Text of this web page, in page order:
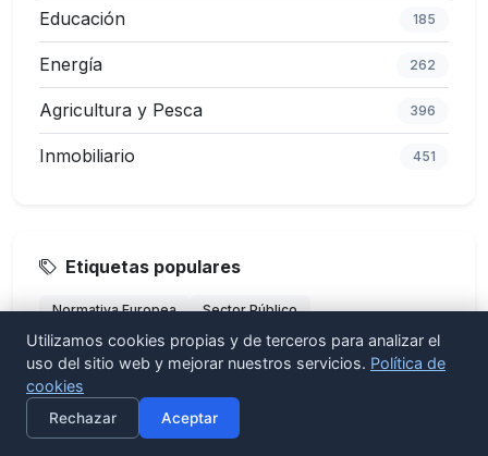
Educación 185
Energía 262
Agricultura y Pesca 396
Inmobiliario 451
Etiquetas populares
Normativa Europea
Sector Público
Cumplimiento Normativo
Registro de la Propiedad
Inmobiliario
Empleo Público
comercio exterior
DGSJFP
Oposiciones 2026
Diario Oficial UE
Sanidad animal
Activar alertas
Utilizamos cookies propias y de terceros para analizar el
uso del sitio web y mejorar nuestros servicios. Política de
cookies
Rechazar Aceptar